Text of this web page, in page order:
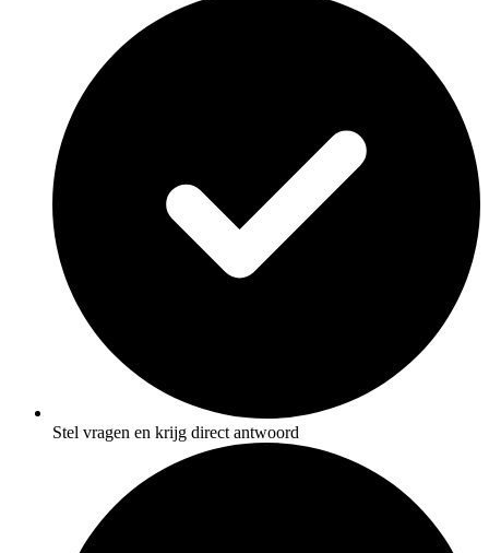
Stel vragen en krijg direct antwoord